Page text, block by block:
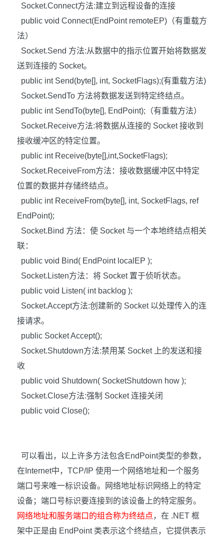
Socket.Connect方法:建立到远程设备的连接
public void Connect(EndPoint remoteEP) （有重载方
法）
Socket.Send 方法:从数据中的指示位置开始将数据发
送到连接的 Socket。
public int Send(byte[], int, SocketFlags);(有重载方法)
Socket.SendTo 方法将数据发送到特定终结点。
public int SendTo(byte[], EndPoint); （有重载方法）
Socket.Receive方法:将数据从连接的 Socket接收到
接收缓冲区的特定位置。
public int Receive(byte[],int,SocketFlags);
Socket.ReceiveFrom方法：接收数据缓冲区中特定
位置的数据并存储终结点。
public int ReceiveFrom(byte[], int, SocketFlags, ref
EndPoint);
Socket.Bind 方法：使 Socket 与一个本地终结点相关
联：
public void Bind( EndPoint localEP );
Socket.Listen方法：将 Socket 置于侦听状态。
public void Listen( int backlog );
Socket.Accept方法:创建新的 Socket 以处理传入的连
接请求。
public Socket Accept();
Socket.Shutdown方法:禁用某 Socket
上的发送和接
收
public void Shutdown( SocketShutdown how );
Socket.Close方法:强制 Socket连接关闭
public void Close();
可以看出，以上许多方法包含EndPoint类型的参数，
在 Internet中， TCP/IP 使用一个网络地址和一个服务
端口号来唯一标识设备。网络地址标识网络上的特定
设备；端口号标识要连接到的该设备上的特定服务。
网络地址和服务端口的组合称为终结点，在 .NET 框
架中正是由 EndPoint 类表示这个终结点，它提供表示